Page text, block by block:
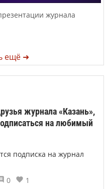
журнала
ещё ➜
журнала «Казань»,
на любимый
подписка на журнал
0 1